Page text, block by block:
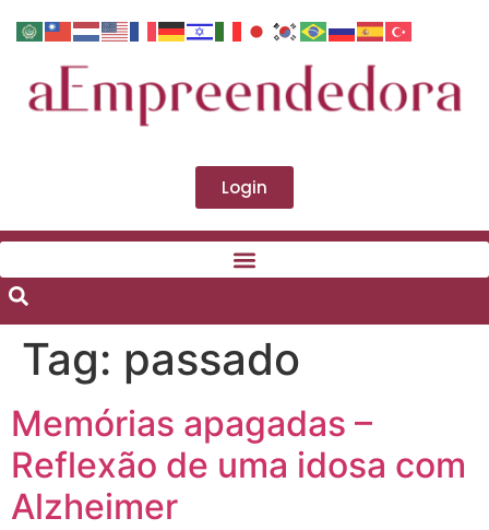
Login
Tag: passado
Memórias apagadas –
Reflexão de uma idosa com
Alzheimer